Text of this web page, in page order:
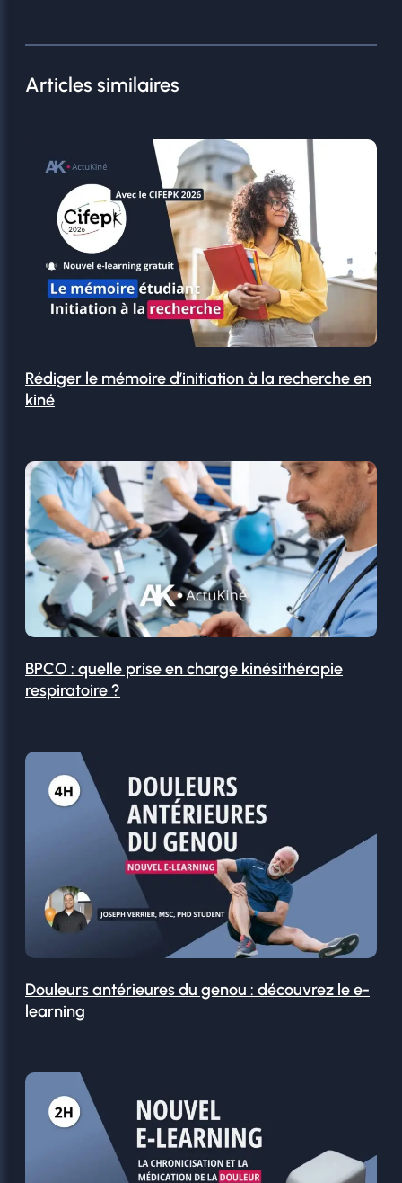
Articles similaires
Rédiger le mémoire d’initiation à la recherche en
kiné
BPCO : quelle prise en charge kinésithérapie
respiratoire ?
Douleurs antérieures du genou : découvrez le e-
learning